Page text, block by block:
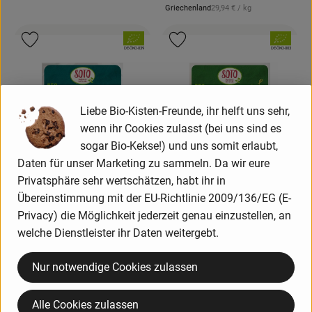
, Herkunft:
Griechenland, Referenzpreis:
29,94 € / kg
, Preis:
Spinat Käse Taler 180g
, Herkunft:
Deutschland
Produkt zum Warenkorb hinzufügen
, Verband:
, Kontrollstelle:
DE-ÖKO-039
Produkt zu Favouriten hinzufügen
, Preis:
3,99 €
Mini-Frühlingsrollen Golden
Sun 190g
, Verband:
, Kontrollstelle:
DE-ÖKO-003
Produkt zu Favouriten hinzufügen
Liebe Bio-Kisten-Freunde, ihr helft uns sehr,
wenn ihr Cookies zulasst (bei uns sind es
sogar Bio-Kekse!) und uns somit erlaubt,
Daten für unser Marketing zu sammeln. Da wir eure
Privatsphäre sehr wertschätzen, habt ihr in
Übereinstimmung mit der EU-Richtlinie 2009/136/EG (E-
Privacy) die Möglichkeit jederzeit genau einzustellen, an
welche Dienstleister ihr Daten weitergebt.
Nur notwendige Cookies zulassen
Alle Cookies zulassen